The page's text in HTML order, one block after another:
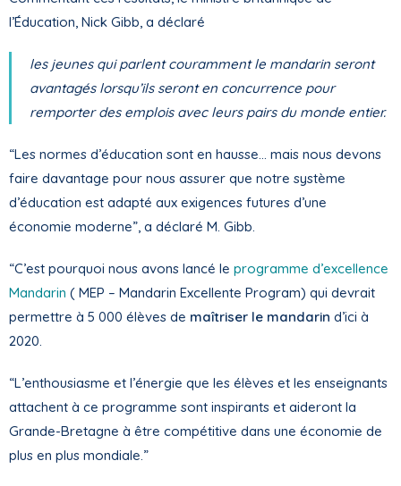
l’Éducation, Nick Gibb, a déclaré
les jeunes qui parlent couramment le mandarin seront
avantagés lorsqu’ils seront en concurrence pour
remporter des emplois avec leurs pairs du monde entier.
“Les normes d’éducation sont en hausse… mais nous devons
faire davantage pour nous assurer que notre système
d’éducation est adapté aux exigences futures d’une
économie moderne”, a déclaré M. Gibb.
“C’est pourquoi nous avons lancé le programme d’excellence
Mandarin ( MEP – Mandarin Excellente Program) qui devrait
permettre à 5 000 élèves de maîtriser le mandarin d’ici à
2020.
“L’enthousiasme et l’énergie que les élèves et les enseignants
attachent à ce programme sont inspirants et aideront la
Grande-Bretagne à être compétitive dans une économie de
plus en plus mondiale.”